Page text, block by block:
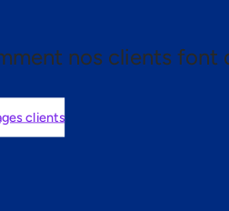
nos clients font
clients